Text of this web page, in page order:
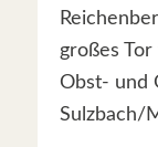
großes
Obst- und
Sulzbach/